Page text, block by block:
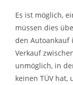
Es ist möglich,
müssen dies
den Autoankauf
Verkauf
unmöglich, in
keinen TÜV hat,